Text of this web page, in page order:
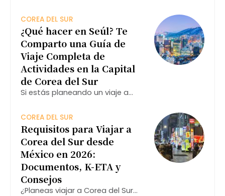
necesitas saber: destinos
imperdibles como Japón, Corea
del Sur, China, Tailandia y
Singapur, consejos prácticos,
requisitos de entrada
COREA DEL SUR
¿Qué hacer en Seúl? Te
Comparto una Guía de
Viaje Completa de
Actividades en la Capital
de Corea del Sur
Si estás planeando un viaje a
presentamos una guía completa
sobre qué hacer en Seúl,
asegurando que aproveches al
máximo tu visita.
COREA DEL SUR
Requisitos para Viajar a
Corea del Sur desde
México en 2026:
Documentos, K-ETA y
Consejos
¿Planeas viajar a Corea del Sur